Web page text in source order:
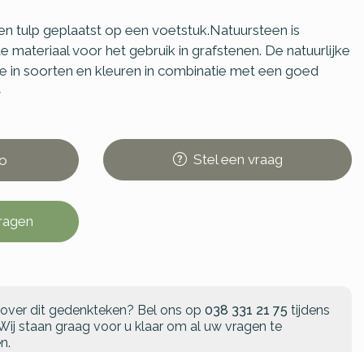
tulp geplaatst op een voetstuk.Natuursteen is
materiaal voor het gebruik in grafstenen. De natuurlijke
in soorten en kleuren in combinatie met een goed
Steleen vraag
dit gedenkteken? Bel ons op 038 331 21 75 tijdens
staan graag voor u klaar om al uw vragen te